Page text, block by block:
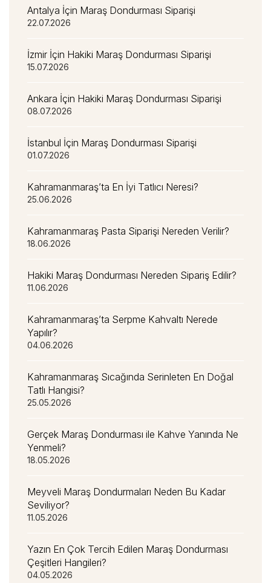
Antalya İçin Maraş Dondurması Siparişi
22.07.2026
İzmir İçin Hakiki Maraş Dondurması Siparişi
15.07.2026
Ankara İçin Hakiki Maraş Dondurması Siparişi
08.07.2026
İstanbul İçin Maraş Dondurması Siparişi
01.07.2026
Kahramanmaraş’ta En İyi Tatlıcı Neresi?
25.06.2026
Kahramanmaraş Pasta Siparişi Nereden Verilir?
18.06.2026
Hakiki Maraş Dondurması Nereden Sipariş Edilir?
11.06.2026
Kahramanmaraş’ta Serpme Kahvaltı Nerede
Yapılır?
04.06.2026
Kahramanmaraş Sıcağında Serinleten En Doğal
Tatlı Hangisi?
25.05.2026
Gerçek Maraş Dondurması ile Kahve Yanında Ne
Yenmeli?
18.05.2026
Meyveli Maraş Dondurmaları Neden Bu Kadar
Seviliyor?
11.05.2026
Yazın En Çok Tercih Edilen Maraş Dondurması
Çeşitleri Hangileri?
04.05.2026